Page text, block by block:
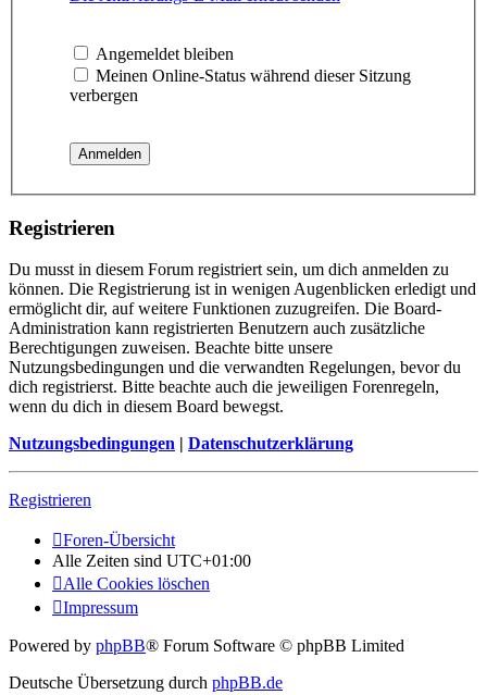
Angemeldet bleiben
Meinen Online-Status während dieser Sitzung
verbergen
Registrieren
Du musst in diesem Forum registriert sein, um dich anmelden zu
können. Die Registrierung ist in wenigen Augenblicken erledigt und
ermöglicht dir, auf weitere Funktionen zuzugreifen. Die Board-
Administration kann registrierten Benutzern auch zusätzliche
Berechtigungen zuweisen. Beachte bitte unsere
Nutzungsbedingungen und die verwandten Regelungen, bevor du
dich registrierst. Bitte beachte auch die jeweiligen Forenregeln,
wenn du dich in diesem Board bewegst.
Nutzungsbedingungen | Datenschutzerklärung
Registrieren
Foren-Übersicht
Alle Zeiten sind UTC+01:00
Alle Cookies löschen
Impressum
Powered by phpBB® Forum Software © phpBB Limited
Deutsche Übersetzung durch phpBB.de